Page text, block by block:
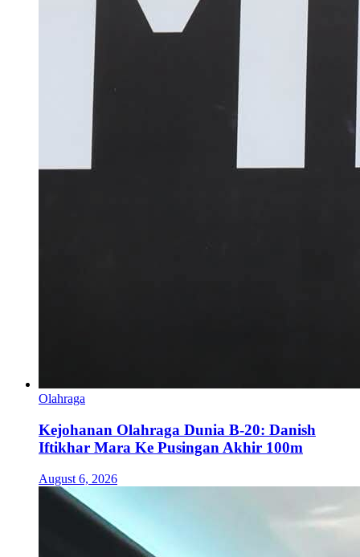
Olahraga
Kejohanan Olahraga Dunia B-20: Danish
Iftikhar Mara Ke Pusingan Akhir 100m
August 6, 2026